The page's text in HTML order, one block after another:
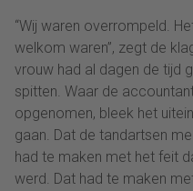
“Wij waren overrompeld.
welkom waren”, zegt de
vrouw had al dagen de tijd
spitten. Waar de
opgenomen, bleek het
gaan. Dat de tandartsen
had te maken met het feit
werd. Dat had te maken